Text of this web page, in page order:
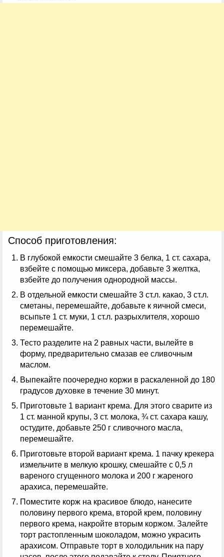
Способ приготовления:
В глубокой емкости смешайте 3 белка, 1 ст. сахара,
взбейте с помощью миксера, добавьте 3 желтка,
взбейте до получения однородной массы.
В отдельной емкости смешайте 3 ст.л. какао, 3 ст.л.
сметаны, перемешайте, добавьте к яичной смеси,
всыпьте 1 ст. муки, 1 ст.л. разрыхлителя, хорошо
перемешайте.
Тесто разделите на 2 равных части, вылейте в
форму, предварительно смазав ее сливочным
маслом.
Выпекайте поочередно коржи в раскаленной до 180
градусов духовке в течение 30 минут.
Приготовьте 1 вариант крема. Для этого сварите из
1 ст. манной крупы, 3 ст. молока, ¾ ст. сахара кашу,
остудите, добавьте 250 г сливочного масла,
перемешайте.
Приготовьте второй вариант крема. 1 пачку крекера
измельчите в мелкую крошку, смешайте с 0,5 л
вареного сгущенного молока и 200 г жареного
арахиса, перемешайте.
Поместите корж на красивое блюдо, нанесите
половину первого крема, второй крем, половину
первого крема, накройте вторым коржом. Залейте
торт растопленным шоколадом, можно украсить
арахисом. Отправьте торт в холодильник на пару